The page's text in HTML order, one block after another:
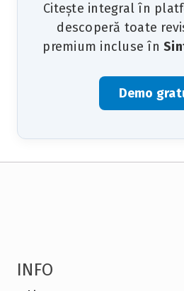
Citește integral în
descoperă toate
premium incluse în
Demo
INFO